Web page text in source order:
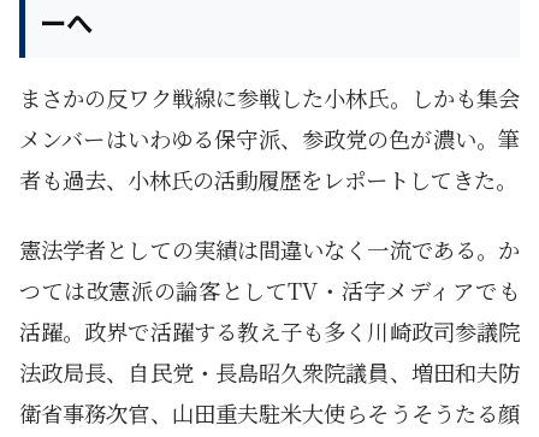
ーへ
まさかの反ワク戦線に参戦した小林氏。しかも集会
メンバーはいわゆる保守派、参政党の色が濃い。筆
者も過去、小林氏の活動履歴をレポートしてきた。
憲法学者としての実績は間違いなく一流である。か
つては改憲派の論客としてTV・活字メディアでも
活躍。政界で活躍する教え子も多く川崎政司参議院
法政局長、自民党・長島昭久衆院議員、増田和夫防
衛省事務次官、山田重夫駐米大使らそうそうたる顔